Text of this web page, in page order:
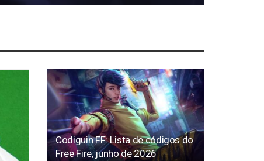
Codiguin FF: Lista de códigos do
Free Fire, junho de 2026